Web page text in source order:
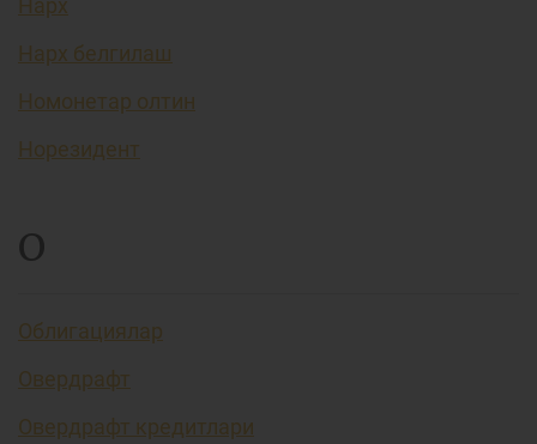
Нарх
Нарх белгилаш
Номонетар олтин
Норезидент
О
Облигациялар
Овердрафт
Овердрафт кредитлари